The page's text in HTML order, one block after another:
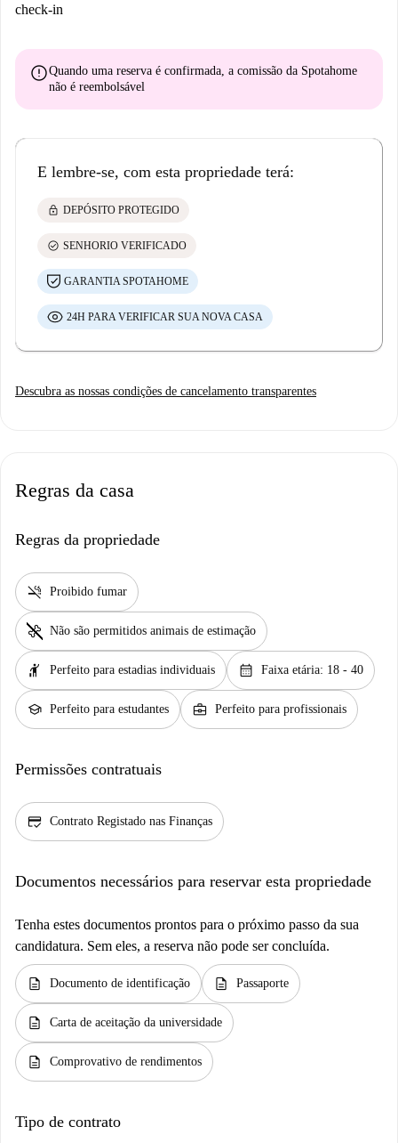
check-in
errorQuando uma reserva é confirmada, a comissão da Spotahome
não é reembolsável
E lembre-se, com esta propriedade terá:
lock DEPÓSITO PROTEGIDO
check_circle SENHORIO VERIFICADO
GARANTIA SPOTAHOME
24H PARA VERIFICAR SUA NOVA CASA
Descubra as nossas condições de cancelamento transparentes
Regras da casa
Regras da propriedade
smoke_free Proibido fumar
pet_supplies Não são permitidos animais de estimação
hail Perfeito para estadias individuais calendar_month Faixa etária: 18 - 40
school Perfeito para estudantes business_center Perfeito para profissionais
Permissões contratuais
credit_score Contrato Registado nas Finanças
Documentos necessários para reservar esta propriedade
Tenha estes documentos prontos para o próximo passo da sua
candidatura. Sem eles, a reserva não pode ser concluída.
description Documento de identificação description Passaporte
description Carta de aceitação da universidade
description Comprovativo de rendimentos
Tipo de contrato